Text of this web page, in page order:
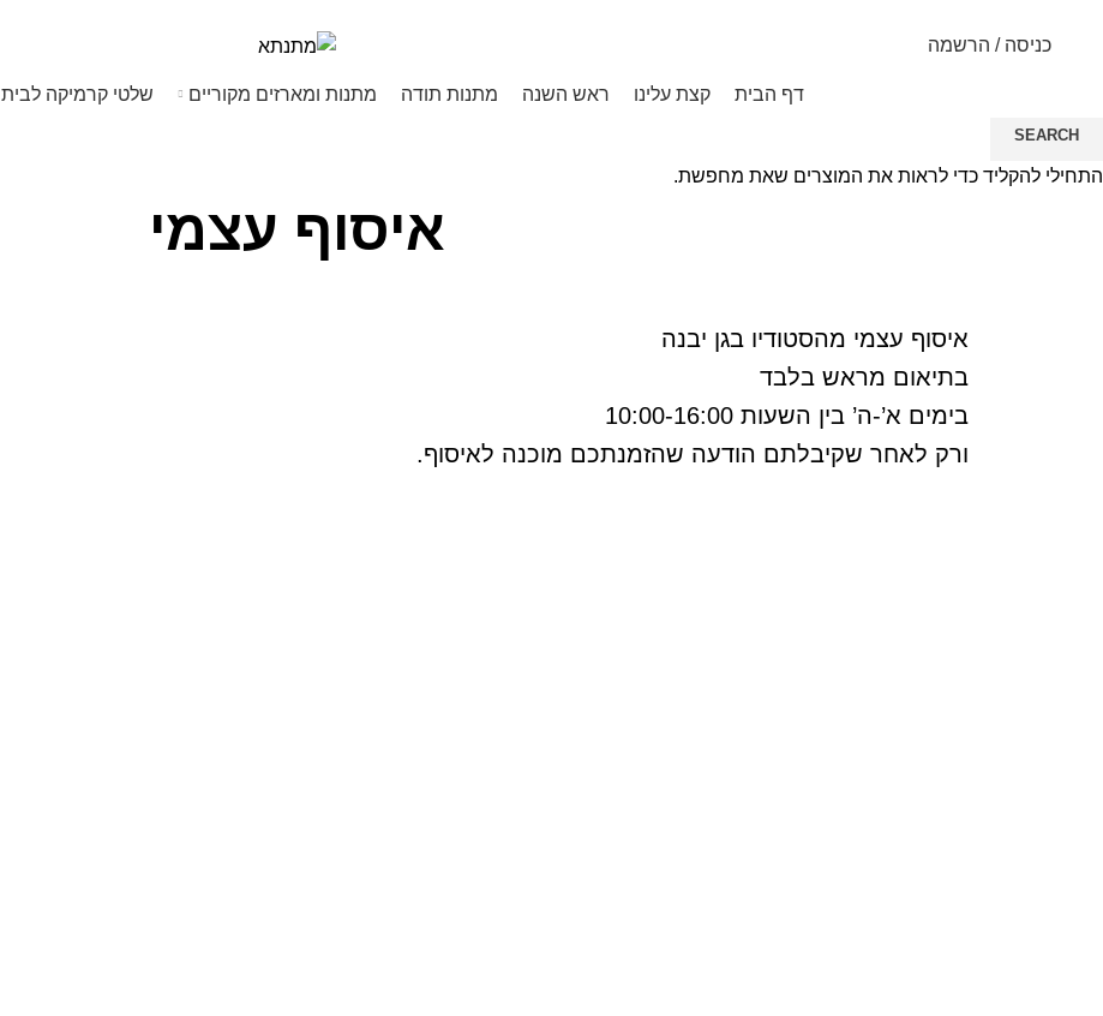
כניסה / הרשמה
דף הבית קצת עלינו ראש השנה מתנות תודה מתנות ומארזים מקוריים שלטי קרמיקה לבית
HOME איסוף עצמי
איסוף עצמי
איסוף עצמי מהסטודיו בגן יבנה
בתיאום מראש בלבד
בימים א’-ה’ בין השעות 10:00-16:00
ורק לאחר שקיבלתם הודעה שהזמנתכם מוכנה לאיסוף.
SEARCH
התחילי להקליד כדי לראות את המוצרים שאת מחפשת.